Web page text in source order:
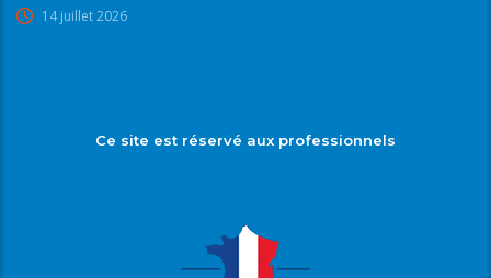
14 juillet 2026
Ce site est réservé aux professionnels